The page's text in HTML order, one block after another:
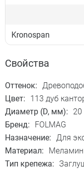
Kronospan
Свойства
Оттенок:
Цвет:
113 дуб
Диаметр (D, мм):
20
Бренд:
FOLMAG
Назначение: Для
Материал:
Меламин
Тип крепежа: